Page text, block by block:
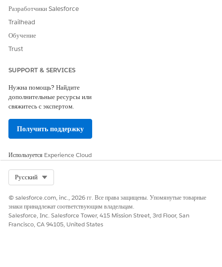
Дополнительные ресурсы
For your reference : Change Your Security Question
:https://help.salesforce.com/s/articleView?
Номер статьи базы знаний
005318615
Оставьте свой отзыв, чтобы мы могли стать лучше!
Разработчики Salesforce
Trailhead
Обучение
Trust
SUPPORT & SERVICES
Нужна помощь? Найдите
дополнительные ресурсы или
свяжитесь с экспертом.
Получить поддержку
Используется Experience Cloud
Русский
© salesforce.com, inc., 2026 гг. Все права защищены. Упомянутые товарные
знаки принадлежат соответствующим владельцам.
Salesforce, Inc. Salesforce Tower, 415 Mission Street, 3rd Floor, San
Francisco, CA 94105, United States